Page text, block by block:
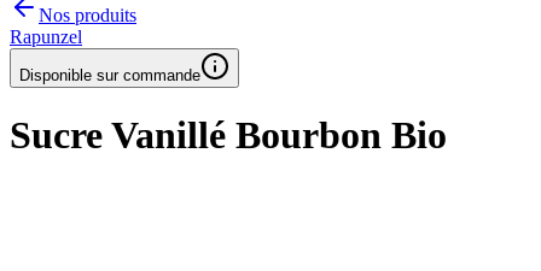
Nos produits
Rapunzel
Disponible sur commande
Sucre Vanillé Bourbon Bio